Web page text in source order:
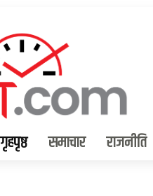
गृहपृष्ठ समाचार राजनीति